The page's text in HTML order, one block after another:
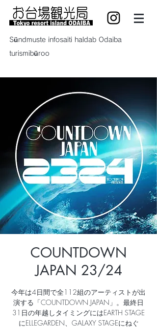
Sündmuste infosaiti haldab Odaiba
turismibüroo
COUNTDOWN
JAPAN 23/24
今年は4日間で全112組のアーティストが出
演する「COUNTDOWN JAPAN」。最終日
31日の年越しタイミングにはEARTH STAGE
にELLEGARDEN、GALAXY STAGEにねぐ